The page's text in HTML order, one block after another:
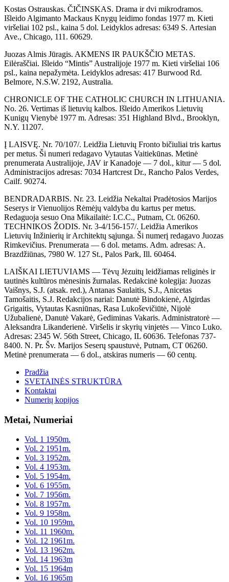
Kostas Ostrauskas. ČIČINSKAS. Drama ir dvi mikrodramos.
Išleido Algimanto Mackaus Knygų leidimo fondas 1977 m. Kieti
viršeliai 102 psl., kaina 5 dol. Leidyklos adresas: 6349 S. Artesian
Ave., Chicago, 111. 60629.
Juozas Almis Jūragis. AKMENS IR PAUKŠČIO METAS.
Eilėraščiai. Išleido “Mintis” Australijoje 1977 m. Kieti viršeliai 106
psl., kaina nepažymėta. Leidyklos adresas: 417 Burwood Rd.
Belmore, N.S.W. 2192, Australia.
CHRONICLE OF THE CATHOLIC CHURCH IN LITHUANIA.
No. 26. Vertimas iš lietuvių kalbos. Išleido Amerikos Lietuvių
Kunigų Vienybė 1977 m. Adresas: 351 Highland Blvd., Brooklyn,
N.Y. 11207.
Į LAISVĘ. Nr. 70/107/. Leidžia Lietuvių Fronto bičiuliai tris kartus
per metus. Ši numeri redagavo Vytautas Vaitiekūnas. Metinė
prenumerata Australijoje, JAV ir Kanadoje — 7 dol., kitur — 5 dol.
Administracijos adresas: 7034 Hartcrest Dr., Rancho Palos Verdes,
Cailf. 90274.
BENDRADARBIS. Nr. 23. Leidžia Nekaltai Pradėtosios Marijos
Seserys ir Vienuolijos Rėmėjų valdyba du kartus per metus.
Redaguoja sesuo Ona Mikailaitė: I.C.C., Putnam, Ct. 06260.
TECHNIKOS ŽODIS. Nr. 3-4/156-157/. Leidžia Amerikos
Lietuvių Inžinierių ir Architektų sąjunga. Ši numerį redagavo Juozas
Rimkevičius. Prenumerata — 6 dol. metams. Adm. adresas: A.
Brazdžiūnas, 7980 W. 127 St., Palos Park, Ill. 60464.
LAIŠKAI LIETUVIAMS — Tėvų Jėzuitų leidžiamas religinės ir
tautinės kultūros mėnesinis žurnalas. Redakcinė kolegija: Juozas
Vaišnys, S.J. (atsak. red.), Antanas Saulaitis, S.J., Anicetas
Tamošaitis, S.J. Redakcijos nariai: Danutė Bindokienė, Algirdas
Grigaitis, Vytautas Kasniūnas, Rasa Lukoševičiūtė, Nijolė
Užubalienė, Danutė Vakarė, Gediminas Vakaris. Administratorė —
Aleksandra Likanderienė. Viršelis ir skyrių vinjetės — Vinco Luko.
Adresas: 2345 W. 56th Street, Chicago, IL 60636. Telefonas 737-
8400. N. Pr. Šv. Marijos Seserų spaustuvė, Putnam, CT 06260.
Metinė prenumerata — 6 dol., atskiras numeris — 60 centų.
Pradžia
SVETAINĖS STRUKTŪRA
Kontaktai
Numerių kopijos
Metai, Numeriai
Vol. 1 1950m.
Vol. 2 1951m.
Vol. 3 1952m.
Vol. 4 1953m.
Vol. 5 1954m.
Vol. 6 1955m.
Vol. 7 1956m.
Vol. 8 1957m.
Vol. 9 1958m.
Vol. 10 1959m.
Vol. 11 1960m.
Vol. 12 1961m.
Vol. 13 1962m.
Vol. 14 1963m
Vol. 15 1964m
Vol. 16 1965m